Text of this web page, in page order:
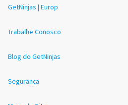
GetNinjas | Europ
Trabalhe Conosco
Blog do GetNinjas
Segurança